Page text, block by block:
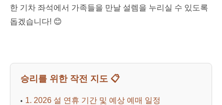
한 기차 좌석에서 가족들을 만날 설렘을 누리실 수 있도록
돕겠습니다! 😊
승리를 위한 작전 지도 📋
1. 2026 설 연휴 기간 및 예상 예매 일정